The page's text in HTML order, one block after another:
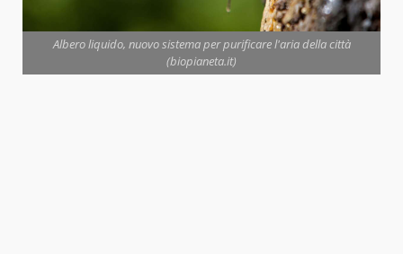
Albero liquido, nuovo sistema per purificare l'aria della città
(biopianeta.it)